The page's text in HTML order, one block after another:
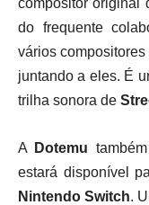
do frequente
vários
juntando a eles. É
trilha sonora de
A Dotemu
estará disponível
Nintendo Switch.